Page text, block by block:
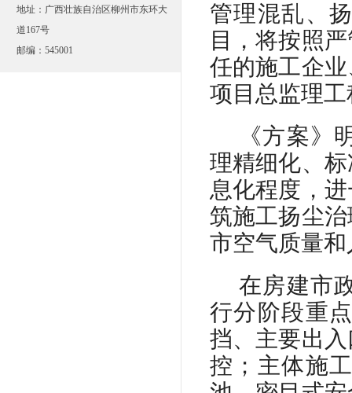
地址：广西壮族自治区柳州市东环大
道167号
邮编：545001
管理混乱、
目，将按照
任的施工企
项目总监理
《方案》
理精细化、
息化程度，
筑施工扬尘
市空气质量
在房建市
行分阶段重
挡、主要出
控；主体施